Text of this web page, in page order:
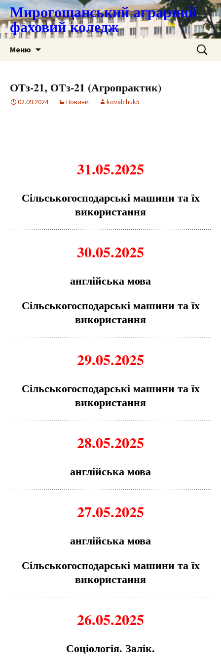
Мирогощанський аграрний
фаховий коледж
Меню Пошук:
ОТз-21, ОТз-21 (Агропрактик)
02.09.2024 Новини kovalchuk5
31.05.2025
Сільськогосподарські машини та їх
використання
30.05.2025
англійська мова
Сільськогосподарські машини та їх
використання
29.05.2025
Сільськогосподарські машини та їх
використання
28.05.2025
англійська мова
27.05.2025
англійська мова
Сільськогосподарські машини та їх
використання
26.05.2025
Соціологія. Залік.